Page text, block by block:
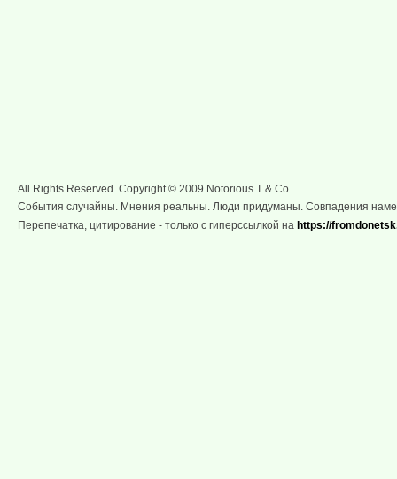
All Rights Reserved. Copyright © 2009 Notorious T & Co
События случайны. Мнения реальны. Люди придуманы. Совпадения
Перепечатка, цитирование - только с гиперссылкой на https://